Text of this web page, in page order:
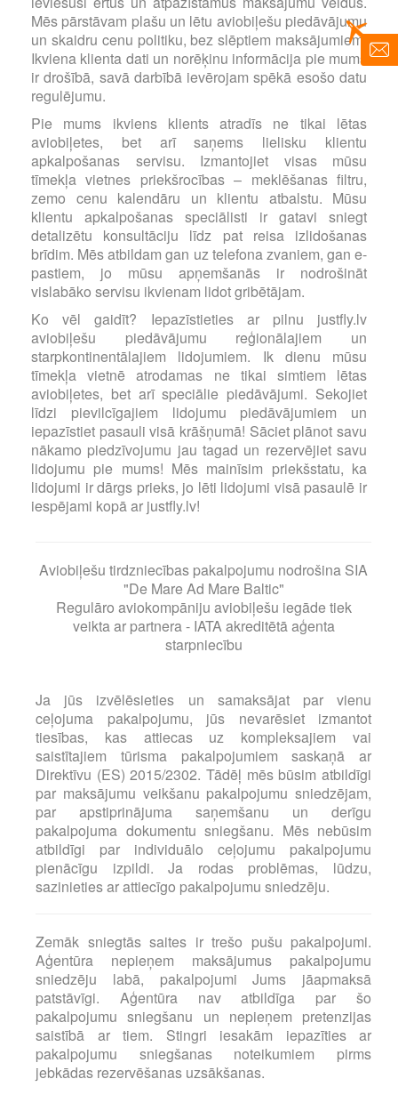
Mēs pārstāvam plašu un lētu aviobiļešu piedāvājumu
un skaidru cenu politiku, bez slēptiem maksājumiem.
Ikviena klienta dati un norēķinu informācija pie mums
ir drošībā, savā darbībā ievērojam spēkā esošo datu
regulējumu.
Pie mums ikviens klients atradīs ne tikai lētas
aviobiļetes, bet arī saņems lielisku klientu
apkalpošanas servisu. Izmantojiet visas mūsu
tīmekļa vietnes priekšrocības – meklēšanas filtru,
zemo cenu kalendāru un klientu atbalstu. Mūsu
klientu apkalpošanas speciālisti ir gatavi sniegt
detalizētu konsultāciju līdz pat reisa izlidošanas
brīdim. Mēs atbildam gan uz telefona zvaniem, gan e-
pastiem, jo mūsu apņemšanās ir nodrošināt
vislabāko servisu ikvienam lidot gribētājam.
Ko vēl gaidīt? Iepazīstieties ar pilnu justfly.lv
aviobiļešu piedāvājumu reģionālajiem un
starpkontinentālajiem lidojumiem. Ik dienu mūsu
tīmekļa vietnē atrodamas ne tikai simtiem lētas
aviobiļetes, bet arī speciālie piedāvājumi. Sekojiet
līdzi pievilcīgajiem lidojumu piedāvājumiem un
iepazīstiet pasauli visā krāšņumā! Sāciet plānot savu
nākamo piedzīvojumu jau tagad un rezervējiet savu
lidojumu pie mums! Mēs mainīsim priekšstatu, ka
lidojumi ir dārgs prieks, jo lēti lidojumi visā pasaulē ir
iespējami kopā ar justfly.lv!
Aviobiļešu tirdzniecības pakalpojumu nodrošina SIA
"De Mare Ad Mare Baltic"
Regulāro aviokompāniju aviobiļešu iegāde tiek
veikta ar partnera - IATA akreditētā aģenta
starpniecību
Ja jūs izvēlēsieties un samaksājat par vienu
ceļojuma pakalpojumu, jūs nevarēsiet izmantot
tiesības, kas attiecas uz kompleksajiem vai
saistītajiem tūrisma pakalpojumiem saskaņā ar
Direktīvu (ES) 2015/2302. Tādēļ mēs būsim atbildīgi
par maksājumu veikšanu pakalpojumu sniedzējam,
par apstiprinājuma saņemšanu un derīgu
pakalpojuma dokumentu sniegšanu. Mēs nebūsim
atbildīgi par individuālo ceļojumu pakalpojumu
pienācīgu izpildi. Ja rodas problēmas, lūdzu,
sazinieties ar attiecīgo pakalpojumu sniedzēju.
Zemāk sniegtās saites ir trešo pušu pakalpojumi.
Aģentūra nepieņem maksājumus pakalpojumu
sniedzēju labā, pakalpojumi Jums jāapmaksā
patstāvīgi. Aģentūra nav atbildīga par šo
pakalpojumu sniegšanu un nepieņem pretenzijas
saistībā ar tiem. Stingri iesakām iepazīties ar
pakalpojumu sniegšanas noteikumiem pirms
jebkādas rezervēšanas uzsākšanas.